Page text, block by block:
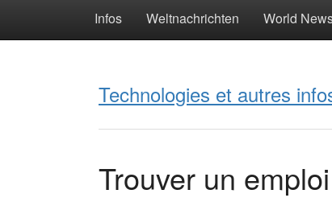
Infos Weltnachrichten World
Technologies et autres
Trouver un